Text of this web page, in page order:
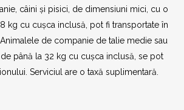
câini și pisici, de dimensiuni mici, cu o
kg cu cușca inclusă, pot fi transportate în
de companie de talie medie sau
până la 32 kg cu cușca inclusă, se pot
Serviciul are o taxă suplimentară.